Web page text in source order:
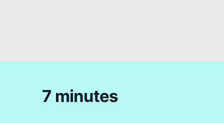
7 minutes